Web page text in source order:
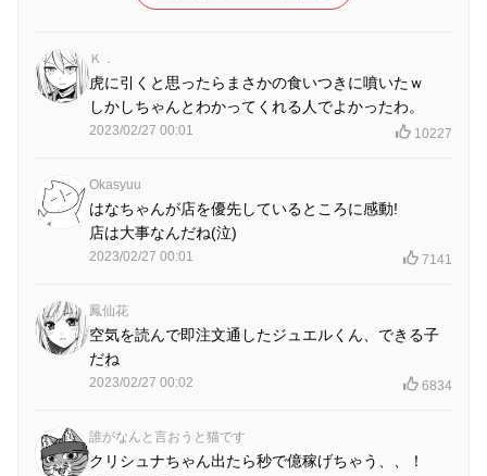
Ｋ．
虎に引くと思ったらまさかの食いつきに噴いたｗ
しかしちゃんとわかってくれる人でよかったわ。
2023/02/27 00:01 10227
Okasyuu
はなちゃんが店を優先しているところに感動!
店は大事なんだね(泣)
2023/02/27 00:01 7141
鳳仙花
空気を読んで即注文通したジュエルくん、できる子
だね
2023/02/27 00:02 6834
誰がなんと言おうと猫です
クリシュナちゃん出たら秒で億稼げちゃう、、！